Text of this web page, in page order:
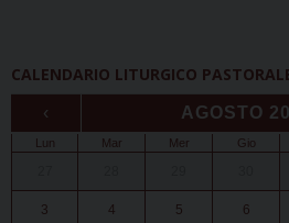
CALENDARIO LITURGICO
‹ AGOSTO
Lun Mar Mer Gio
3 4 5 6